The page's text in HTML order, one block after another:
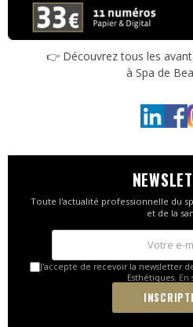
👉 Découvrez tous les
à Spa de
Toute l'actualité professionnelle du
et de la
J'accepte de recevoir la newsletter
Esthétiques. En